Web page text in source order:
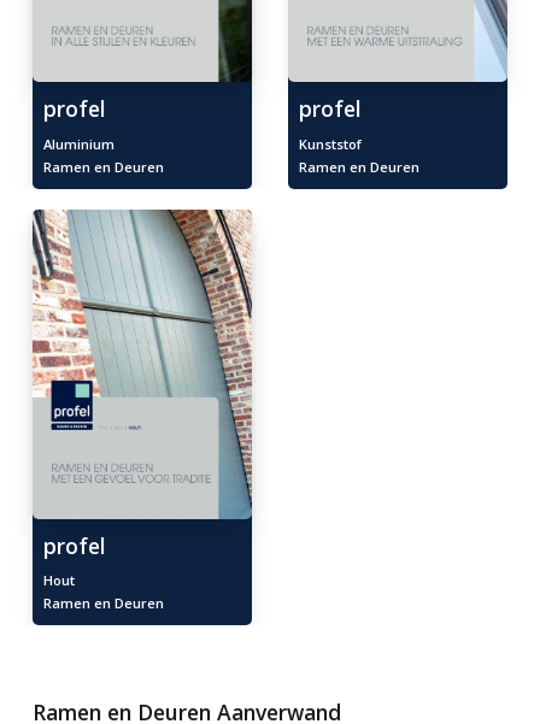
profel
Aluminium
Ramen en Deuren
profel
Kunststof
Ramen en Deuren
profel
Hout
Ramen en Deuren
Ramen en Deuren Aanverwand